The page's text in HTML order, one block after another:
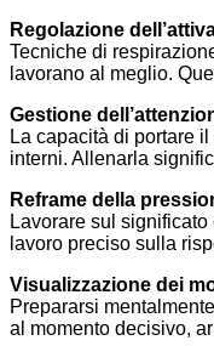
Regolazione
Tecniche di
lavorano al meglio.
Gestione
La capacità di portare
interni. Allenarla
Reframe della
Lavorare sul
lavoro preciso sulla
Visualizzazione dei
Prepararsi
al momento decisivo,